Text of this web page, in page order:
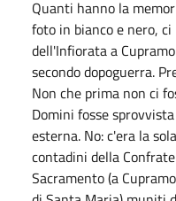
Quanti hanno la
foto in bianco e nero,
dell'Infiorata a
secondo dopoguerra.
Non che prima non ci
Domini fosse
esterna. No: c'era la
contadini della
Sacramento (a